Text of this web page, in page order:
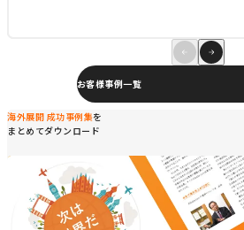
お客様事例一覧
海外展開 成功事例集を
まとめてダウンロード